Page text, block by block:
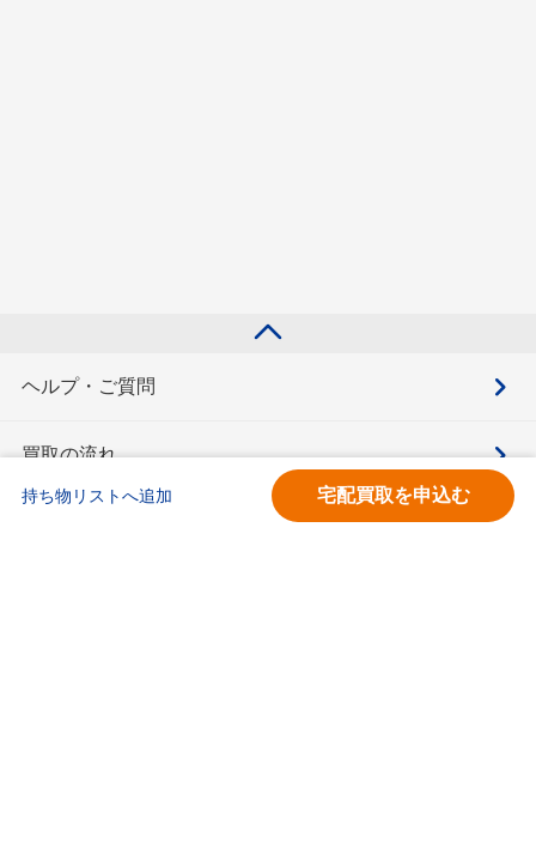
持ち物リストへ追加 宅配買取を申込む
ヘルプ・ご質問
買取の流れ